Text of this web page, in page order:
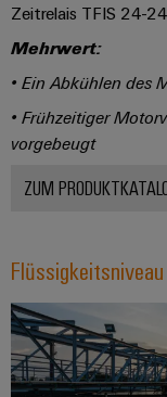
Zeitrelais TFIS 24-
Mehrwert:
• Ein Abkühlen des
• Frühzeitiger
vorgebeugt
ZUM